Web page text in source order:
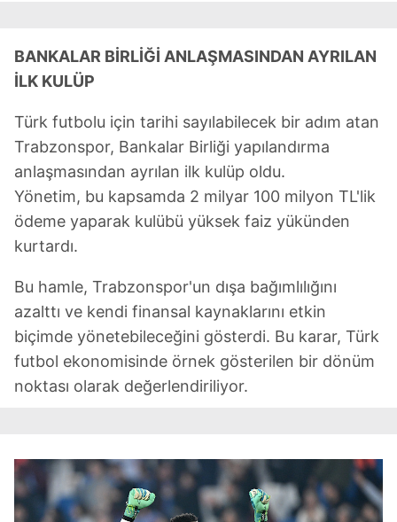
BANKALAR BİRLİĞİ ANLAŞMASINDAN AYRILAN
İLK KULÜP
Türk futbolu için tarihi sayılabilecek bir adım atan
Trabzonspor, Bankalar Birliği yapılandırma
anlaşmasından ayrılan ilk kulüp oldu.
Yönetim, bu kapsamda 2 milyar 100 milyon TL'lik
ödeme yaparak kulübü yüksek faiz yükünden
kurtardı.
Bu hamle, Trabzonspor'un dışa bağımlılığını
azalttı ve kendi finansal kaynaklarını etkin
biçimde yönetebileceğini gösterdi. Bu karar, Türk
futbol ekonomisinde örnek gösterilen bir dönüm
noktası olarak değerlendiriliyor.